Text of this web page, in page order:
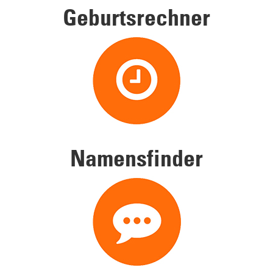
Geburtsrechner
Namensfinder